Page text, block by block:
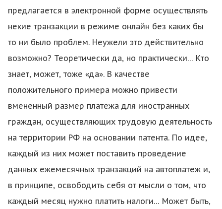
предлагается в электронной форме осуществлять
некие транзакции в режиме онлайн без каких бы
то ни было проблем. Неужели это действительно
возможно? Теоретически да, но практически… Кто
знает, может, тоже «да». В качестве
положительного примера можно привести
вмененный размер платежа для иностранных
граждан, осуществляющих трудовую деятельность
на территории РФ на основании патента. По идее,
каждый из них может поставить проведение
данных ежемесячных транзакций на автоплатеж и,
в принципе, освободить себя от мысли о том, что
каждый месяц нужно платить налоги… Может быть,